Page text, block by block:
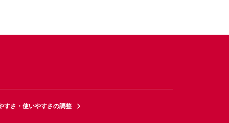
すさ・使いやすさの調整